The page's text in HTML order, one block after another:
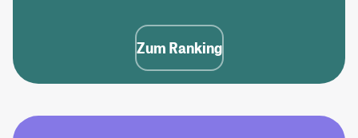
Zum Ranking